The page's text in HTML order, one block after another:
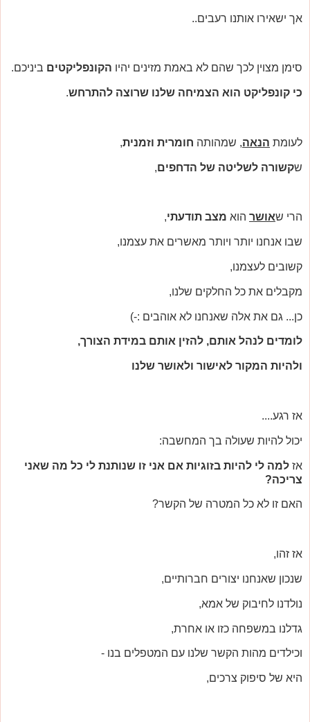
אך ישאירו אותנו רעבים..
סימן מצוין לכך שהם לא באמת מזינים יהיו הקונפליקטים ביניכם.
כי קונפליקט הוא הצמיחה שלנו שרוצה להתרחש.
לעומת הנאה, שמהותה חומרית וזמנית,
שקשורה לשליטה של הדחפים,
הרי שאושר הוא מצב תודעתי,
שבו אנחנו יותר ויותר מאשרים את עצמנו,
קשובים לעצמנו,
מקבלים את כל החלקים שלנו,
כן... גם את אלה שאנחנו לא אוהבים :-)
לומדים לנהל אותם, להזין אותם במידת הצורך,
ולהיות המקור לאישור ולאושר שלנו
אז רגע....
יכול להיות שעולה בך המחשבה:
אז למה לי להיות בזוגיות אם אני זו שנותנת לי כל מה שאני
צריכה?
האם זו לא כל המטרה של הקשר?
אז זהו,
שנכון שאנחנו יצורים חברותיים,
נולדנו לחיבוק של אמא,
גדלנו במשפחה כזו או אחרת,
וכילדים מהות הקשר שלנו עם המטפלים בנו -
היא של סיפוק צרכים,